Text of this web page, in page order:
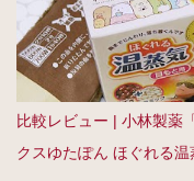
比較レビュー | 小林製薬
クスゆたぽん ほぐれる